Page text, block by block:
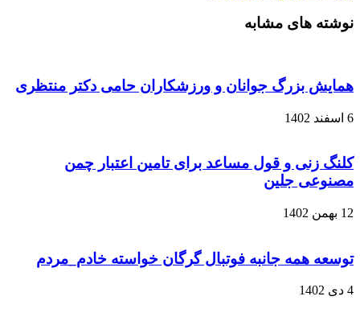
نوشته های مشابه
همایش بزرگ جوانان و ورزشکاران حامی دکتر منتظری
6 اسفند 1402
کلنگ زنی و قول مساعد برای تامین اعتبار چمن
مصنوعی جلین
12 بهمن 1402
توسعه همه جانبه فوتبال گرگان خواسته خادم_مردم
4 دی 1402